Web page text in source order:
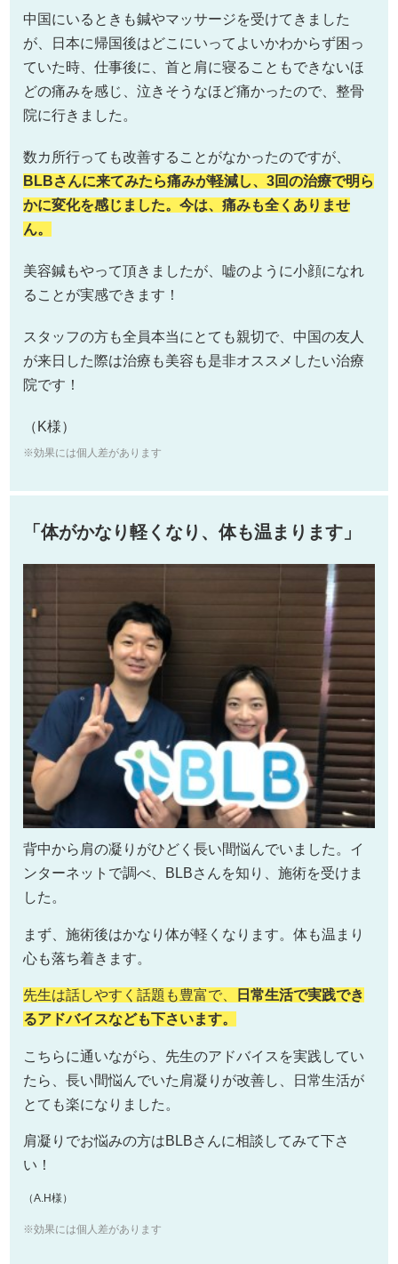
中国にいるときも鍼やマッサージを受けてきました
が、日本に帰国後はどこにいってよいかわからず困っ
ていた時、仕事後に、首と肩に寝ることもできないほ
どの痛みを感じ、泣きそうなほど痛かったので、整骨
院に行きました。
数カ所行っても改善することがなかったのですが、
BLBさんに来てみたら痛みが軽減し、3回の治療で明ら
かに変化を感じました。今は、痛みも全くありませ
ん。
美容鍼もやって頂きましたが、嘘のように小顔になれ
ることが実感できます！
スタッフの方も全員本当にとても親切で、中国の友人
が来日した際は治療も美容も是非オススメしたい治療
院です！
（K様）
※効果には個人差があります
「体がかなり軽くなり、体も温まります」
背中から肩の凝りがひどく長い間悩んでいました。イ
ンターネットで調べ、BLBさんを知り、施術を受けま
した。
まず、施術後はかなり体が軽くなります。体も温まり
心も落ち着きます。
先生は話しやすく話題も豊富で、
日常生活で実践でき
るアドバイスなども下さいます。
こちらに通いながら、先生のアドバイスを実践してい
たら、長い間悩んでいた肩凝りが改善し、日常生活が
とても楽になりました。
肩凝りでお悩みの方はBLBさんに相談してみて下さ
い！
（A.H様）
※効果には個人差があります